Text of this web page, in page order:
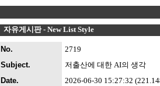
자유게시판 - New List Style
No.
2719
Subject.
저출산에 대한 AI의 생각
Date.
2026-06-30 15:27:32